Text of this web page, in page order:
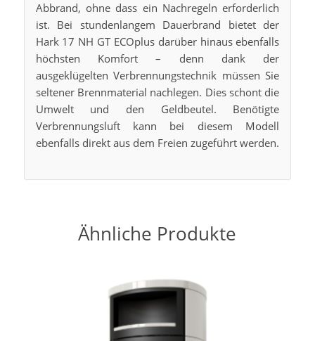
Abbrand, ohne dass ein Nachregeln erforderlich
ist. Bei stundenlangem Dauerbrand bietet der
Hark 17 NH GT ECOplus darüber hinaus ebenfalls
höchsten Komfort – denn dank der
ausgeklügelten Verbrennungstechnik müssen Sie
seltener Brennmaterial nachlegen. Dies schont die
Umwelt und den Geldbeutel. Benötigte
Verbrennungsluft kann bei diesem Modell
ebenfalls direkt aus dem Freien zugeführt werden.
Ähnliche Produkte